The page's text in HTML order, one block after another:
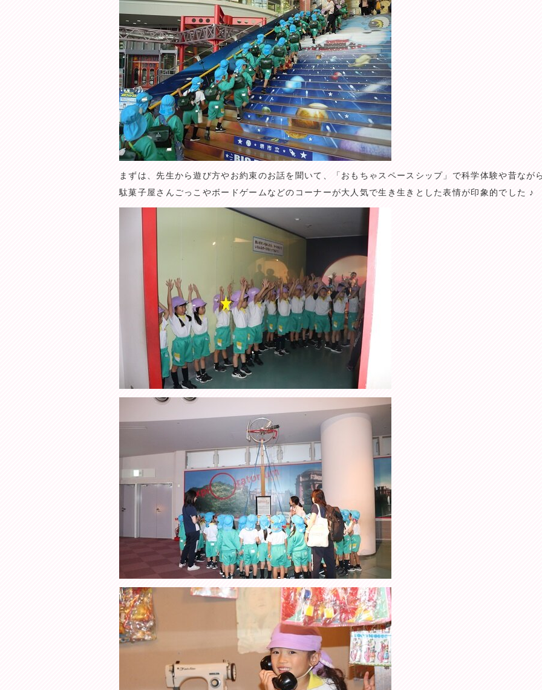
まずは、先生から遊び方やお約束のお話を聞いて、「おもちゃスペースシップ」で科学体験や昔なが
駄菓子屋さんごっこやボードゲームなどのコーナーが大人気で生き生きとした表情が印象的でした ♪